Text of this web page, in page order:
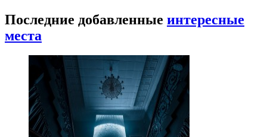
Последние добавленные интересные
места